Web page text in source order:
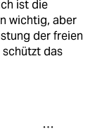
ist die
wichtig, aber
der freien
das